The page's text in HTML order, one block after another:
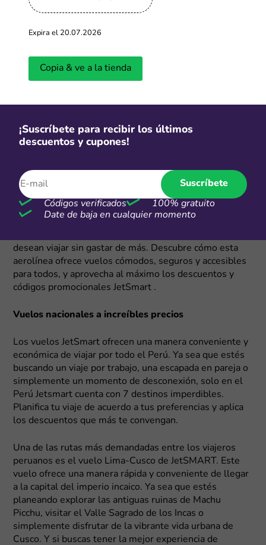
Acerca de JetSmart
¿Estás buscando una forma económica y segura de viajar
dentro y fuera de Perú? ¡Jetsmart es la respuesta! Con
más de 20 destinos disponibles, Jetsmart se ha
desean viajar sin gastar de más. Descubre cómo esta
aerolínea ofrece vuelos cómodos, seguros y accesibles
para todos, y aprovecha al máximo los descuentos y
códigos promocionales JetSmart .
Vuelos nacionales a increíbles precios
Los vuelos JetSmart ofrecen una manera conveniente y
económica de viajar por todo el Perú. Ya sea que estés
buscando un viaje por trabajo, una escapada en pareja o
simplemente un momento de desconexión, solo en el
Perú Jetsmart cuenta con 7 destinos imperdibles.
Planifica tu viaje de acuerdo a tus preferencias y aplica
los descuentos que más te convengan.
Una de las rutas más demandadas entre los viajeros
peruanos es el vuelo Lima-Cusco de JetSMART. Este
vuelo ofrece una manera rápida y conveniente de llegar
a la capital del imperio incaico. Ya sea que estés
planeando explorar las antiguas ruinas de Machu
Picchu, visitar el Valle Sagrado de los Incas o
simplemente disfrutar de la vibrante vida urbana de
Cusco. Y si buscas tener la mejor experiencia de
Expira el 20.07.2026
Copia & ve a la tienda
¡Suscríbete para recibir los últimos
descuentos y cupones!
Suscríbete
Códigos verificados
100% gratuito
Date de baja en cualquier momento